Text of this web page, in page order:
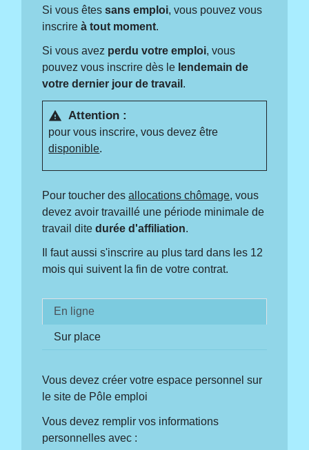
Si vous êtessans emploi, vous pouvez vous
inscrireà tout moment.
Si vous avez perdu votre emploi, vous
pouvez vous inscrire dès le lendemain de
votre dernier jour de travail .
warning Attention :
pour vous inscrire, vous devez être
disponible.
Pour toucher desallocations chômage, vous
devez avoir travaillé une période minimale de
travail ditedurée d'affiliation.
Il faut aussi s'inscrire au plus tard dans les 12
mois qui suivent la fin de votre contrat.
En ligne
Sur place
Vous devez créer votre espace personnel sur
le site de Pôle emploi
Vous devez remplir vos informations
personnelles avec :